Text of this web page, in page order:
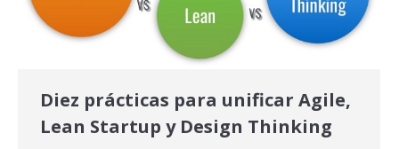
Diez prácticas para unificar Agile,
Lean Startup y Design Thinking